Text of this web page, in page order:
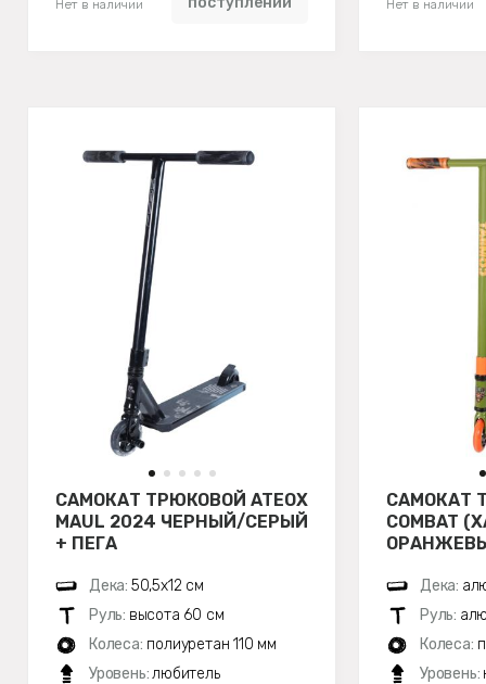
Нет в наличии Нет в наличии
САМОКАТ ТРЮКОВОЙ ATEOX
MAUL 2024 ЧЕРНЫЙ/СЕРЫЙ
+ ПЕГА
Дека: 50,5х12 см
Руль: высота 60 см
Колеса: полиуретан 110 мм
Уровень:любитель
САМОКАТ
COMBAT
Дека:
Руль:
Колеса:
Уровень: